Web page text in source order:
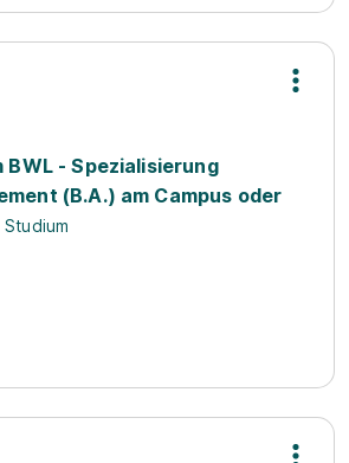
BWL - Spezialisierung
(B.A.) am Campus oder
Studium